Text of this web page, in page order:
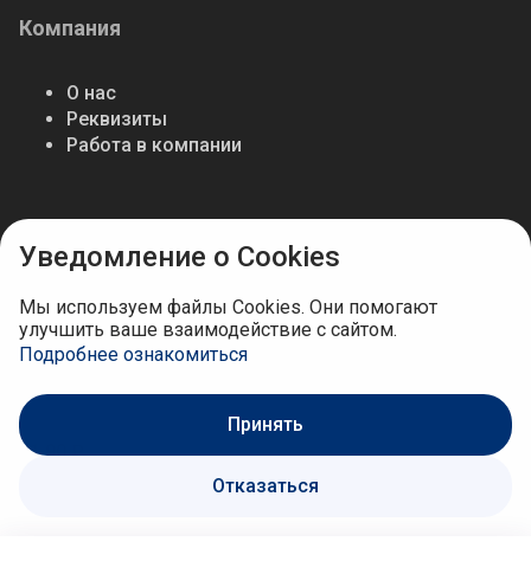
51.90 ₽
В корзину
Компания
О нас
Реквизиты
Работа в компании
Мы в соцсетях
Уведомление о Cookies
Мы используем файлы Cookies. Они помогают
улучшить ваше взаимодействие с сайтом.
Подробнее ознакомиться
Принять
Отказаться